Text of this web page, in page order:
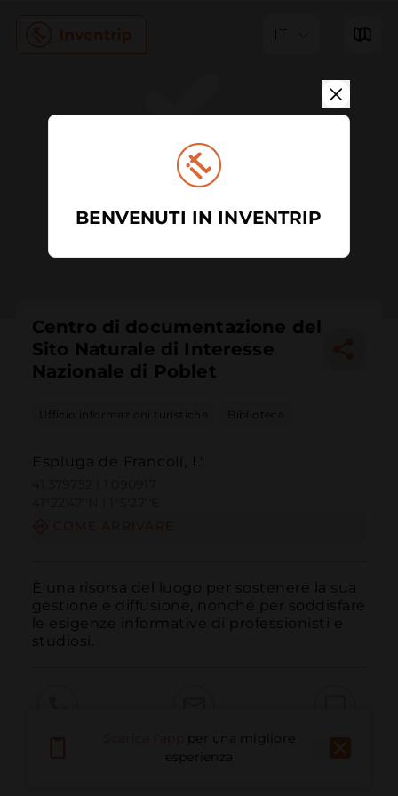
IT
Centro di documentazione del
Sito Naturale di Interesse
Nazionale di Poblet
Ufficio informazioni turistiche Biblioteca
Espluga de Francolí, L'
È una risorsa del luogo per sostenere la sua
gestione e diffusione, nonché per soddisfare
le esigenze informative di professionisti e
studiosi.
E-mail
per una migliore
esperienza
BENVENUTI IN INVENTRIP